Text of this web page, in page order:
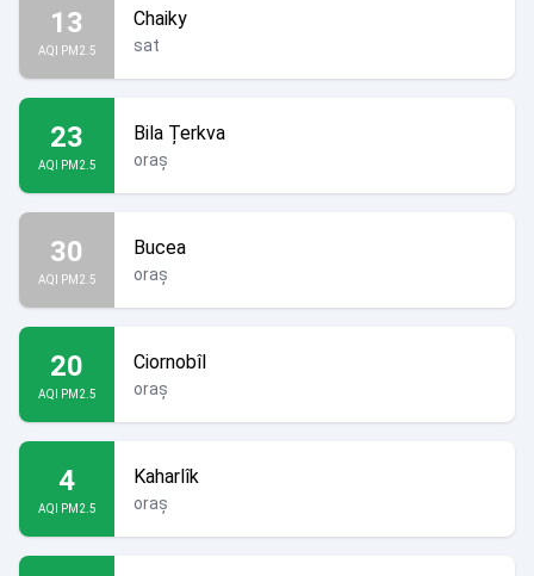
13
AQI PM2.5
Chaiky
sat
23
AQI PM2.5
Bila Țerkva
oraș
30
AQI PM2.5
Bucea
oraș
20
AQI PM2.5
Ciornobîl
oraș
4
AQI PM2.5
Kaharlîk
oraș